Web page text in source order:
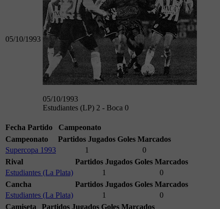
05/10/1993
05/10/1993
Estudiantes (LP) 2 - Boca 0
Fecha Partido
Campeonato
Campeonato
Partidos Jugados Goles Marcados
Supercopa 1993
1
0
Rival
Partidos Jugados Goles Marcados
Estudiantes (La Plata)
1
0
Cancha
Partidos Jugados Goles Marcados
Estudiantes (La Plata)
1
0
Camiseta
Partidos Jugados Goles Marcados